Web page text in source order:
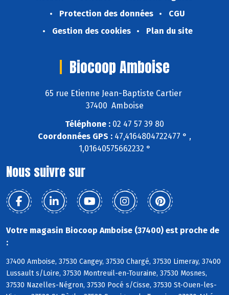
Protection des données
CGU
Gestion des cookies
Plan du site
Biocoop Amboise
65 rue Etienne Jean-Baptiste Cartier
37400 Amboise
Téléphone : 02 47 57 39 80
Coordonnées GPS : 47,4164804722477 ° ,
1,01640575662232 °
Nous suivre sur
Votre magasin Biocoop Amboise (37400) est proche de
:
37400 Amboise, 37530 Cangey, 37530 Chargé, 37530 Limeray, 37400
Lussault s/Loire, 37530 Montreuil-en-Touraine, 37530 Mosnes,
37530 Nazelles-Négron, 37530 Pocé s/Cisse, 37530 St-Ouen-les-